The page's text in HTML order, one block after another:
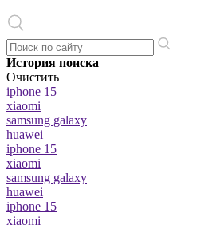
История поиска
Очистить
iphone 15
xiaomi
samsung galaxy
huawei
iphone 15
xiaomi
samsung galaxy
huawei
iphone 15
xiaomi